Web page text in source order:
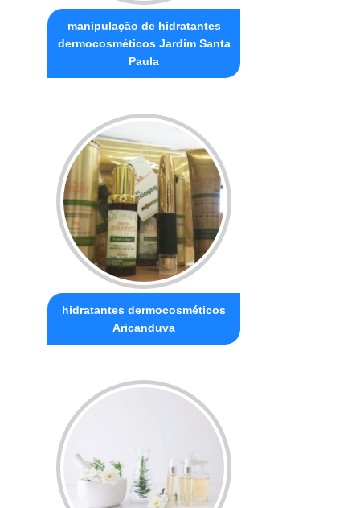
manipulação de hidratantes
dermocosméticos Jardim Santa
Paula
hidratantes dermocosméticos
Aricanduva